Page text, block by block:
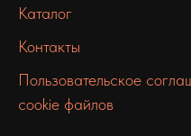
Каталог
Контакты
Пользовательское
cookie файлов